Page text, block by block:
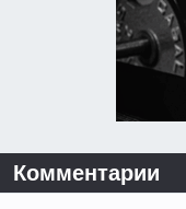
Комментарии